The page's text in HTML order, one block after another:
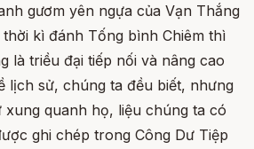
gươm yên ngựa của Vạn Thắng
kì đánh Tống bình Chiêm thì
là triều đại tiếp nối và nâng cao
lịch sử, chúng ta đều biết, nhưng
quanh họ, liệu chúng ta có
ghi chép trong Công Dư Tiệp